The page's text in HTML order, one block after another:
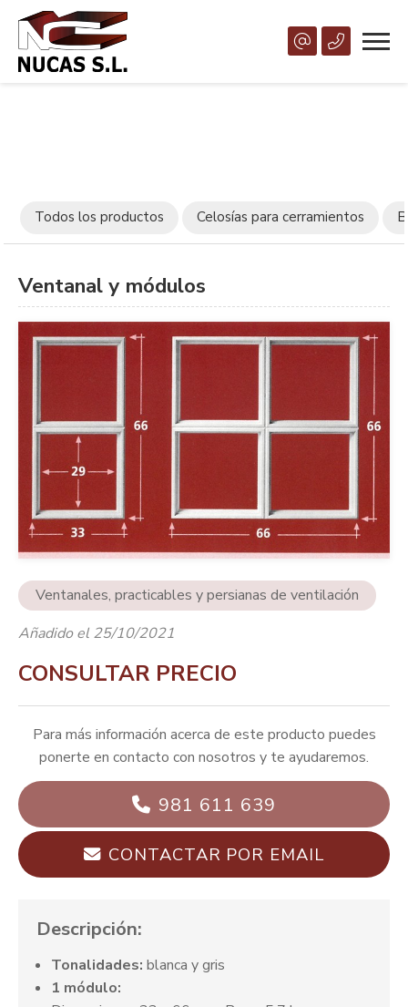
Todos los productos Celosías para cerramientos
Ventanal y módulos
Ventanales, practicables y persianas de ventilación
Añadido el 25/10/2021
CONSULTAR PRECIO
Para más información acerca de este producto puedes
ponerte en contacto con nosotros y te ayudaremos.
981 611 639
CONTACTAR POR EMAIL
Descripción:
Tonalidades: blanca y gris
1 módulo: